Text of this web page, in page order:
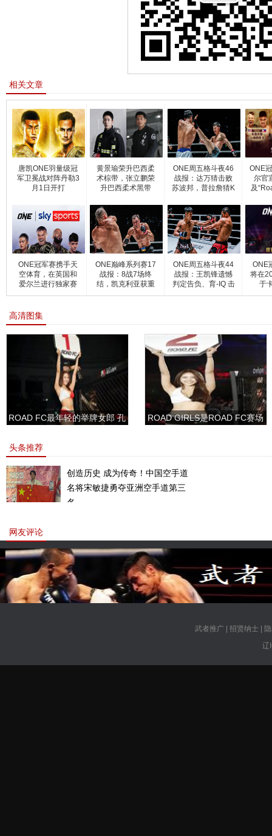
相关文章
唐凯ONE羽量级冠
军卫冕战对阵丹勒3
月1日开打
黄景瑜荣升巴西柔
术棕带，张立鹏荣
升巴西柔术黑带
ONE周五格斗夜46
战报：达万猜击败
苏波邦，普拉詹猜K
ONE
尔官
及
ONE冠军赛携手天
空体育，在英国和
爱尔兰进行独家赛
事
ONE巅峰系列赛17
战报：8战7场终
结，凯克利亚获重
量级泰
ONE周五格斗夜44
战报：王凯锋遗憾
判定告负、育-IQ 击
ONE
将在
于
高清图集
ROAD FC最年轻的举牌女郎 孔
ROAD GIRLS是ROAD FC赛场
头条推荐
创造历史 成为传奇！中国空手道
名将宋敏捷勇夺亚洲空手道第三
名。
网友评论
武者推广| 招贤纳士|
辽